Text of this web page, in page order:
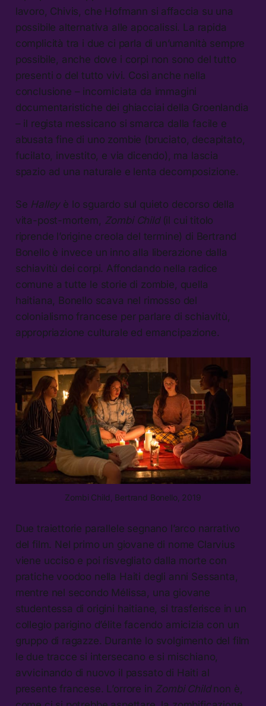
lavoro, Chivis, che Hofmann si affaccia su una
possibile alternativa alle apocalissi. La rapida
complicità tra i due ci parla di un’umanità sempre
possibile, anche dove i corpi non sono del tutto
presenti o del tutto vivi. Così anche nella
conclusione – incorniciata da immagini
documentaristiche dei ghiacciai della Groenlandia
– il regista messicano si smarca dalla facile e
abusata fine di uno zombie (bruciato, decapitato,
fucilato, investito, e via dicendo), ma lascia
spazio ad una naturale e lenta decomposizione.
Se Halleyè lo sguardo sul quieto decorso della
vita-post-mortem,
Zombi Child (il cui titolo
riprende l’origine creola del termine) di Bertrand
Bonello è invece un inno alla liberazione dalla
schiavitù dei corpi. Affondando nella radice
comune a tutte le storie di zombie, quella
haitiana, Bonello scava nel rimosso del
colonialismo francese per parlare di schiavitù,
appropriazione culturale ed emancipazione.
Zombi Child, Bertrand Bonello, 2019
Due traiettorie parallele segnano l’arco narrativo
del film. Nel primo un giovane di nome Clarvius
viene ucciso e poi risvegliato dalla morte con
pratiche voodoo nella Haiti degli anni Sessanta,
mentre nel secondo Mélissa, una giovane
studentessa di origini haitiane, si trasferisce in un
collegio parigino d’élite facendo amicizia con un
gruppo di ragazze. Durante lo svolgimento del film
le due tracce si intersecano e si mischiano,
avvicinando di nuovo il passato di Haiti al
presente francese. L’orrore in Zombi Childnon è,